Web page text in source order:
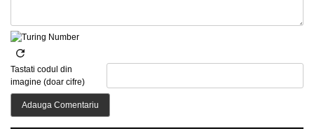
Tastati codul din
imagine (doar cifre)